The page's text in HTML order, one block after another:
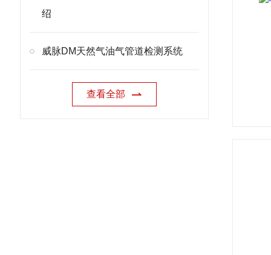
绍
威脉DM天然气油气管道检测系统
查看全部